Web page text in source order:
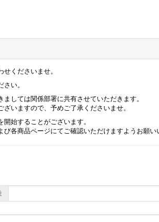
くださいませ。
い。
しては関係部署に共有させていただきます。
いますので、予めご了承くださいませ。
始することがございます。
各商品ページにてご確認いただけますようお願い